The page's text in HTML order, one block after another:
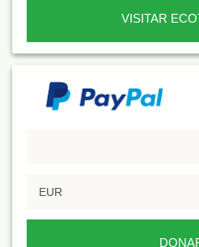
VISITAR